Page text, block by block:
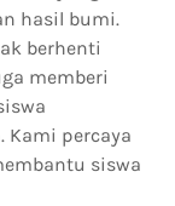
hasil bumi.
berhenti
memberi
Kami percaya
siswa